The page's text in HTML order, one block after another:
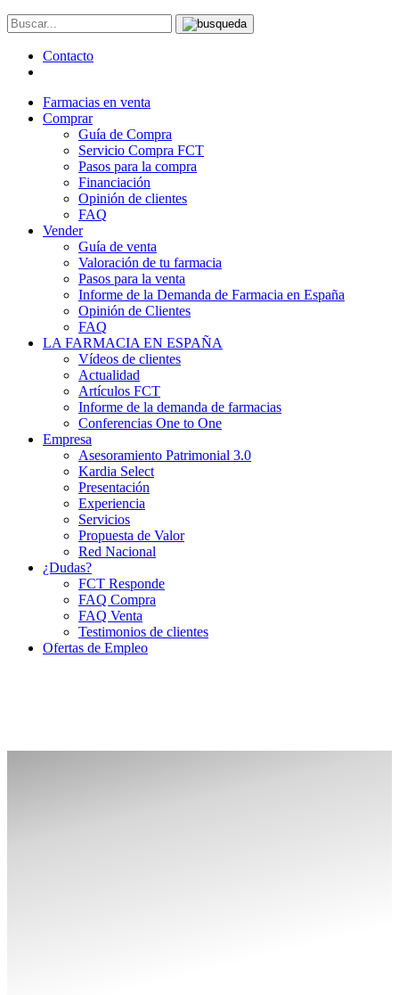
Contacto
Farmacias en venta
Comprar
Guía de Compra
Servicio Compra FCT
Pasos para la compra
Financiación
Opinión de clientes
FAQ
Vender
Guía de venta
Valoración de tu farmacia
Pasos para la venta
Informe de la Demanda de Farmacia en España
Opinión de Clientes
FAQ
LA FARMACIA EN ESPAÑA
Vídeos de clientes
Actualidad
Artículos FCT
Informe de la demanda de farmacias
Conferencias One to One
Empresa
Asesoramiento Patrimonial 3.0
Kardia Select
Presentación
Experiencia
Servicios
Propuesta de Valor
Red Nacional
¿Dudas?
FCT Responde
FAQ Compra
FAQ Venta
Testimonios de clientes
Ofertas de Empleo